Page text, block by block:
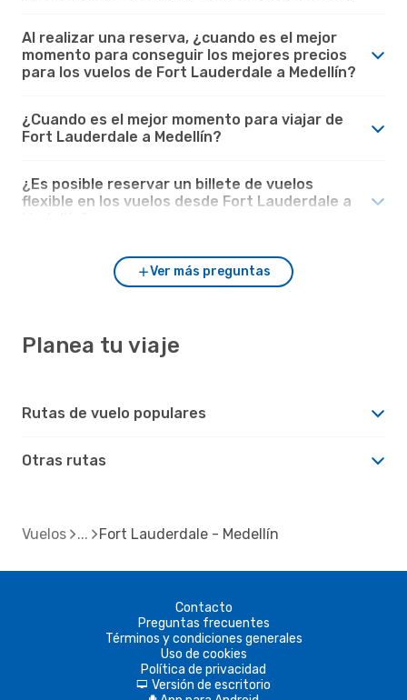
Al realizar una reserva, ¿cuando es el mejor
momento para conseguir los mejores precios
para los vuelos de Fort Lauderdale a Medellín?
¿Cuando es el mejor momento para viajar de
Fort Lauderdale a Medellín?
¿Es posible reservar un billete de vuelos
flexible en los vuelos desde Fort Lauderdale a
Ver más preguntas
Planea tu viaje
Rutas de vuelo populares
Otras rutas
Vuelos Fort Lauderdale - Medellín
Contacto
Preguntas frecuentes
Términos y condiciones generales
Uso de cookies
Política de privacidad
d Versión de escritorio